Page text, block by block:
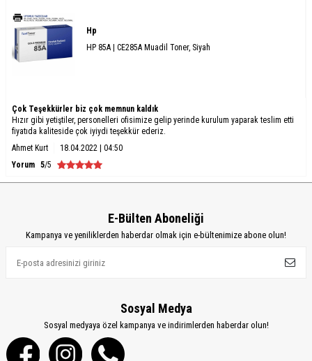
Hp
HP 85A | CE285A Muadil Toner, Siyah
Çok Teşekkürler biz çok memnun kaldık
Hızır gibi yetiştiler, personelleri ofisimize gelip yerinde kurulum yaparak teslim etti
fiyatıda kaliteside çok iyiydi teşekkür ederiz.
Ahmet Kurt
18.04.2022 | 04:50
Yorum 5/5
E-Bülten Aboneliği
Kampanya ve yeniliklerden haberdar olmak için e-bültenimize abone olun!
Sosyal Medya
Sosyal medyaya özel kampanya ve indirimlerden haberdar olun!